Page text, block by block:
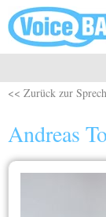
Direkt zum Inhalt
<< Zurück zur
Andreas